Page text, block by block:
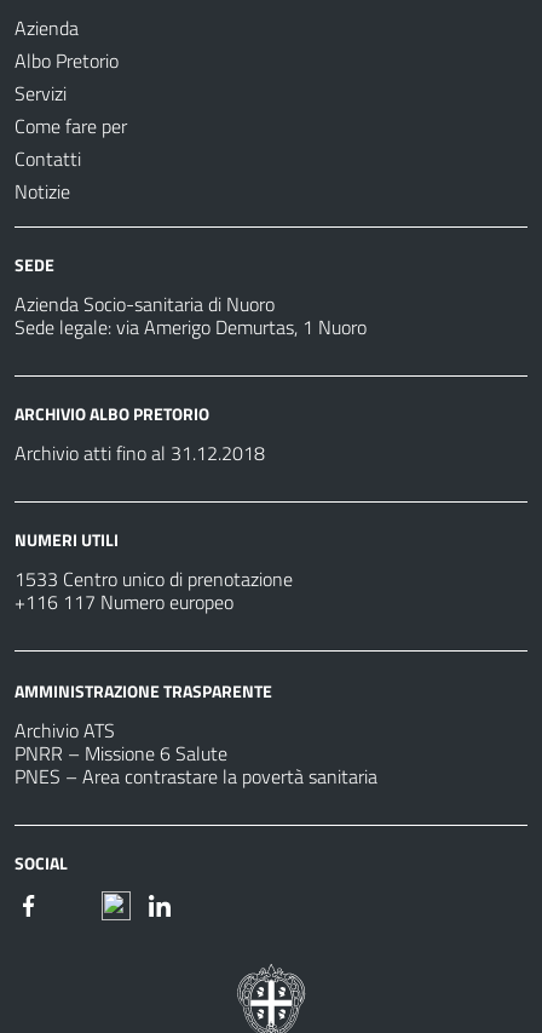
Azienda
Albo Pretorio
Servizi
Come fare per
Contatti
Notizie
SEDE
Azienda Socio-sanitaria di Nuoro
Sede legale: via Amerigo Demurtas, 1 Nuoro
ARCHIVIO ALBO PRETORIO
Archivio atti fino al 31.12.2018
NUMERI UTILI
1533 Centro unico di prenotazione
+116 117 Numero europeo
AMMINISTRAZIONE TRASPARENTE
Archivio ATS
PNRR – Missione 6 Salute
PNES – Area contrastare la povertà sanitaria
SOCIAL